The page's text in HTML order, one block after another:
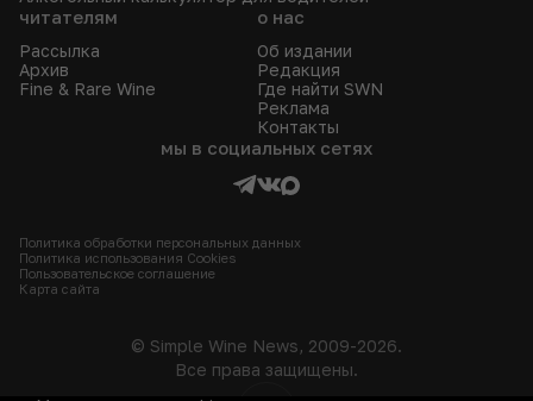
читателям
Рассылка
Архив
Fine & Rare Wine
о нас
Об издании
Редакция
Где найти SWN
Реклама
Контакты
мы в социальных сетях
Политика обработки персональных данных
Политика использования Сookies
Пользовательское соглашение
Карта сайта
© Simple Wine News, 2009-2026.
Все права защищены.